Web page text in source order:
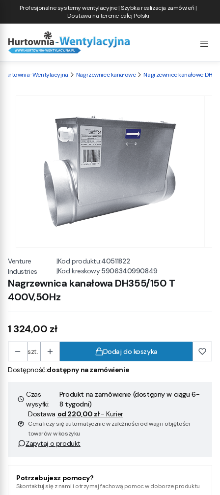
Profesjonalne systemy wentylacyjne | Szybka realizacja zamówień |
Dostawa na terenie całej Polski
Hurtownia-Wentylacyjna Nagrzewnice kanałowe Nagrzewnice kanałowe DH
Venture
Industries
|Kod produktu:40511822
|Kod kreskowy:5906340990849
Nagrzewnica kanałowa DH355/150 T
400V,50Hz
Cena
1 324,00 zł
szt. Dodaj do koszyka
Dostępność:dostępny na zamówienie
Czas
wysyłki:
Produkt na zamówienie (dostępny w ciągu 6-
8 tygodni)
Dostawa od 220,00 zł- Kurier
Cena liczy się automatycznie w zależności od wagi i objętości
towarów w koszyku
Zapytaj o produkt
Potrzebujesz pomocy?
Skontaktuj się z nami i otrzymaj fachową pomoc w doborze produktu